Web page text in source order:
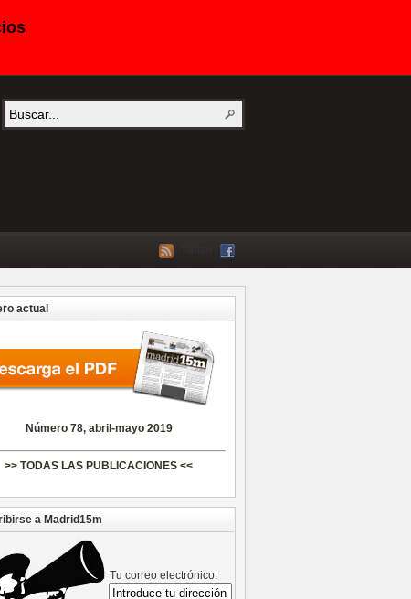
actual
Número 78, abril-mayo 2019
>> TODAS LAS PUBLICACIONES <<
a Madrid15m
Tu correo electrónico: